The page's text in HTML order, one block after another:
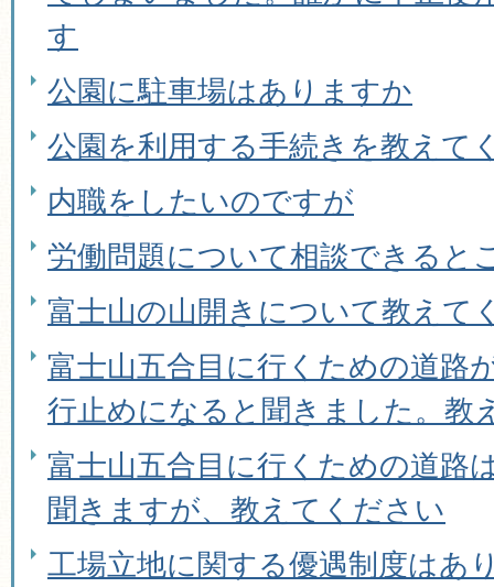
す
公園に駐車場はありますか
公園を利用する手続きを教えて
内職をしたいのですが
労働問題について相談できると
富士山の山開きについて教えて
富士山五合目に行くための道路
行止めになると聞きました。教
富士山五合目に行くための道路
聞きますが、教えてください
工場立地に関する優遇制度はあ